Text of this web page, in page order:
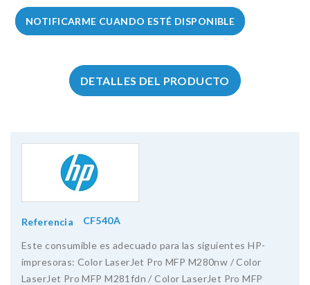
NOTIFICARME CUANDO ESTÉ DISPONIBLE
DETALLES DEL PRODUCTO
Referencia CF540A
Este consumible es adecuado para las siguientes HP-
impresoras: Color LaserJet Pro MFP M280nw / Color
LaserJet Pro MFP M281fdn / Color LaserJet Pro MFP